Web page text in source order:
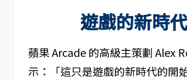
遊戲的新時代
蘋果 Arcade 的高級主策劃 Alex
示：「這只是遊戲的新時代的開